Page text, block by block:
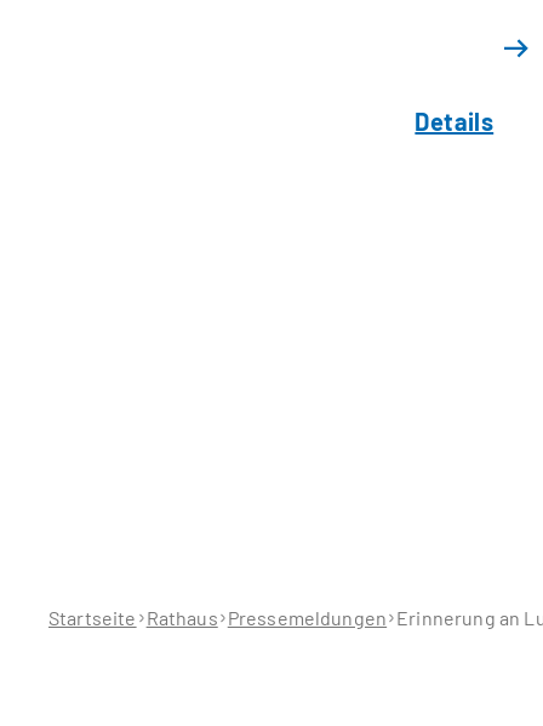
Details
hier:Startseite Rathaus Pressemeldungen Erinnerung an